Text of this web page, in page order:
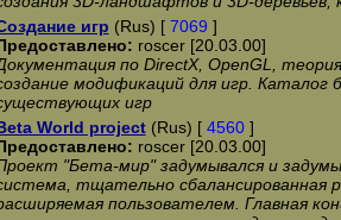
игр (Rus) [ 7069 ]
roscer [20.03.00]
по DirectX, OpenGL,
модификаций для игр. Каталог
игр
World project(Rus) [ 4560]
roscer [20.03.00]
"Бета-мир" задумывался и
тщательно сбалансированная
пользователем. Главная